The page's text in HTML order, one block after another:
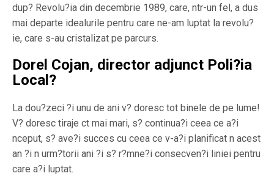
dup? Revolu?ia din decembrie 1989, care, ntr-un fel, a dus
mai departe idealurile pentru care ne-am luptat la revolu?
ie, care s-au cristalizat pe parcurs.
Dorel Cojan, director adjunct Poli?ia
Local?
La dou?zeci ?i unu de ani v? doresc tot binele de pe lume!
V? doresc tiraje ct mai mari, s? continua?i ceea ce a?i
nceput, s? ave?i succes cu ceea ce v-a?i planificat n acest
an ?i n urm?torii ani ?i s? r?mne?i consecven?i liniei pentru
care a?i luptat.